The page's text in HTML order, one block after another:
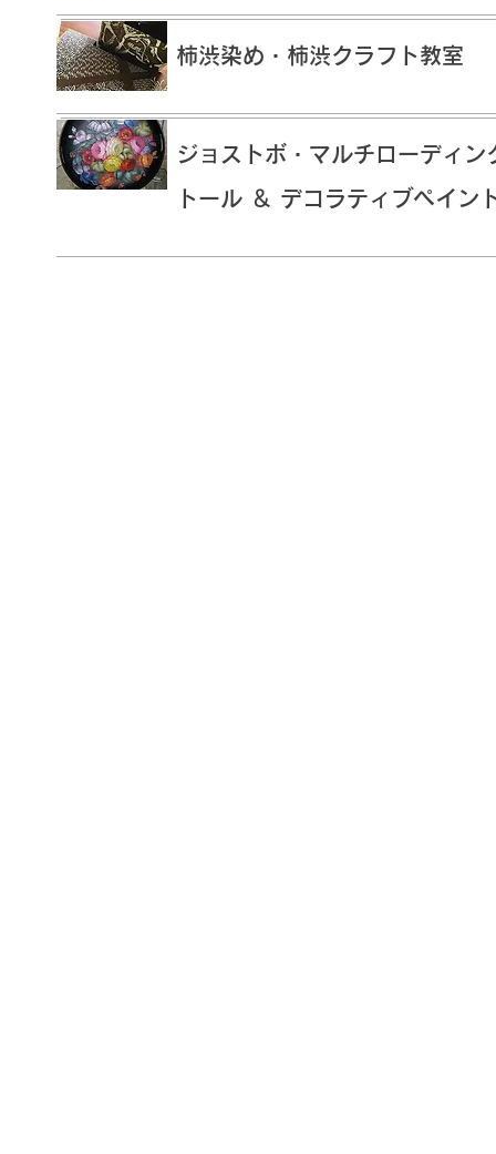
柿渋染め・柿渋クラフト教室
ジョストボ・マルチローディン
トール ＆ デコラティブペイン